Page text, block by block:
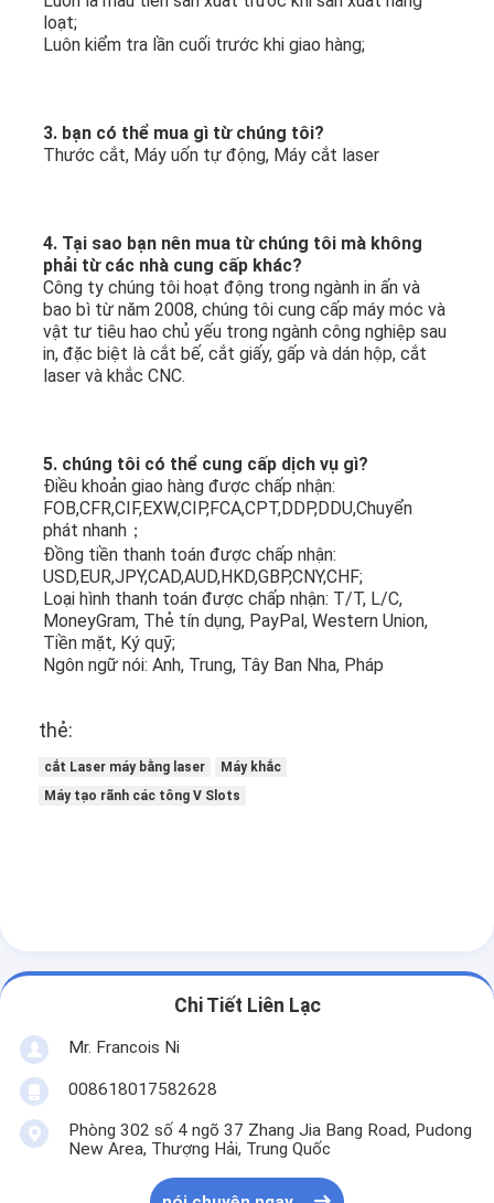
loạt;
Luôn kiểm tra lần cuối trước khi giao hàng;
3. bạn có thể mua gì từ chúng tôi?
Thước cắt, Máy uốn tự động, Máy cắt laser
4. Tại sao bạn nên mua từ chúng tôi mà không
phải từ các nhà cung cấp khác?
Công ty chúng tôi hoạt động trong ngành in ấn và
bao bì từ năm 2008, chúng tôi cung cấp máy móc và
vật tư tiêu hao chủ yếu trong ngành công nghiệp sau
in, đặc biệt là cắt bế, cắt giấy, gấp và dán hộp, cắt
laser và khắc CNC.
5. chúng tôi có thể cung cấp dịch vụ gì?
Điều khoản giao hàng được chấp nhận:
FOB,CFR,CIF,EXW,CIP,FCA,CPT,DDP,DDU,Chuyển
phát nhanh；
Đồng tiền thanh toán được chấp nhận:
USD,EUR,JPY,CAD,AUD,HKD,GBP,CNY,CHF;
Loại hình thanh toán được chấp nhận: T/T, L/C,
MoneyGram, Thẻ tín dụng, PayPal, Western Union,
Tiền mặt, Ký quỹ;
Ngôn ngữ nói: Anh, Trung, Tây Ban Nha, Pháp
thẻ:
cắt Laser máy bằng laser
Máy khắc
Máy tạo rãnh các tông V Slots
Chi Tiết Liên Lạc
Mr. Francois Ni
008618017582628
Phòng 302 số 4 ngõ 37 Zhang Jia Bang Road, Pudong
New Area, Thượng Hải, Trung Quốc